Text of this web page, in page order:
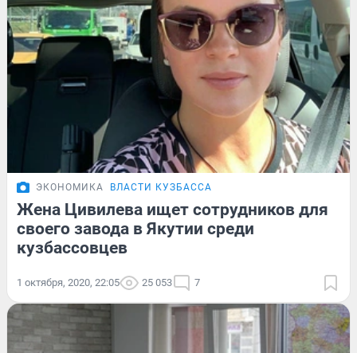
ЭКОНОМИКА ВЛАСТИ КУЗБАССА
Жена Цивилева ищет сотрудников для
своего завода в Якутии среди
кузбассовцев
1 октября, 2020, 22:05 25 053 7